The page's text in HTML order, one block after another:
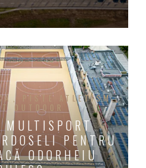
PISTE ATLETISM
OUTDOOR
MULTISPORT
PENTRU
ODORHEIU